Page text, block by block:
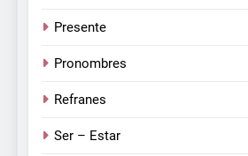
Presente
Pronombres
Refranes
Ser – Estar